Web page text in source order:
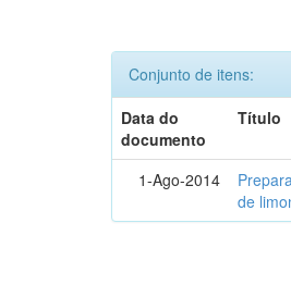
Conjunto de itens:
Data do
documento
Título
1-Ago-2014
de